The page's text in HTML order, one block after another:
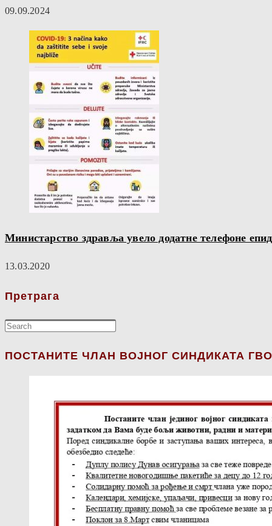
09.09.2024
Министарство здравља увело додатне телефоне
13.03.2020
Претрага
ПОСТАНИТЕ ЧЛАН ВОЈНОГ СИНДИКАТА